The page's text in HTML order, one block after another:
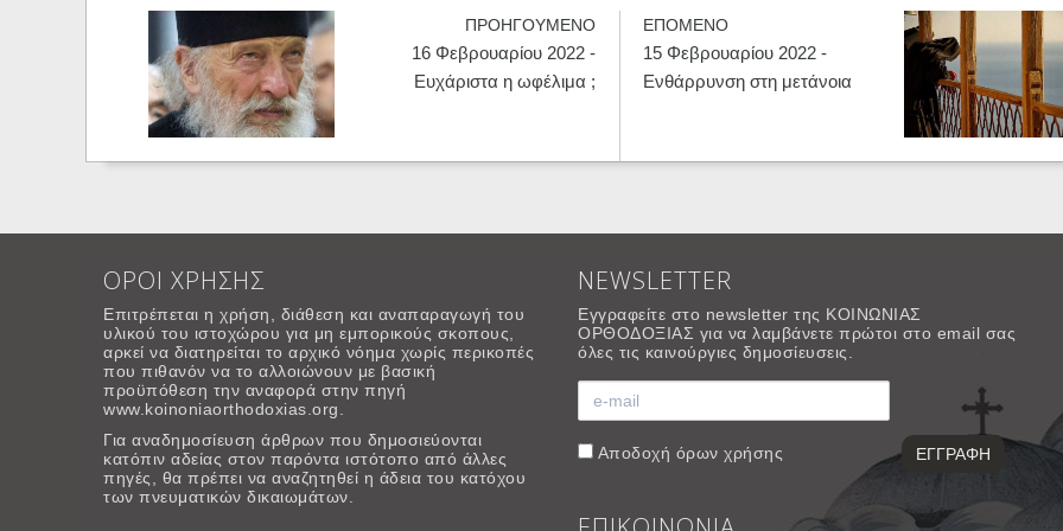
ΠΡΟΗΓΟΥΜΕΝΟ
16 Φεβρουαρίου 2022 -
Ευχάριστα η ωφέλιμα ;
ΕΠΟΜΕΝΟ
15 Φεβρουαρίου 2022 -
Ενθάρρυνση στη μετάνοια
ΟΡΟΙ ΧΡΗΣΗΣ
Επιτρέπεται η χρήση, διάθεση και αναπαραγωγή του
υλικού του ιστοχώρου για μη εμπορικούς σκοπους,
αρκεί να διατηρείται το αρχικό νόημα χωρίς περικοπές
που πιθανόν να το αλλοιώνουν με βασική
προϋπόθεση την αναφορά στην πηγή
www.koinoniaorthodoxias.org.
Για αναδημοσίευση άρθρων που δημοσιεύονται
κατόπιν αδείας στον παρόντα ιστότοπο από άλλες
πηγές, θα πρέπει να αναζητηθεί η άδεια του κατόχου
των πνευματικών δικαιωμάτων.
NEWSLETTER
Εγγραφείτε στο newsletter της ΚΟΙΝΩΝΙΑΣ
ΟΡΘΟΔΟΞΙΑΣ για να λαμβάνετε πρώτοι στο email σας
όλες τις καινούργιες δημοσίευσεις.
Αποδοχή όρων χρήσης